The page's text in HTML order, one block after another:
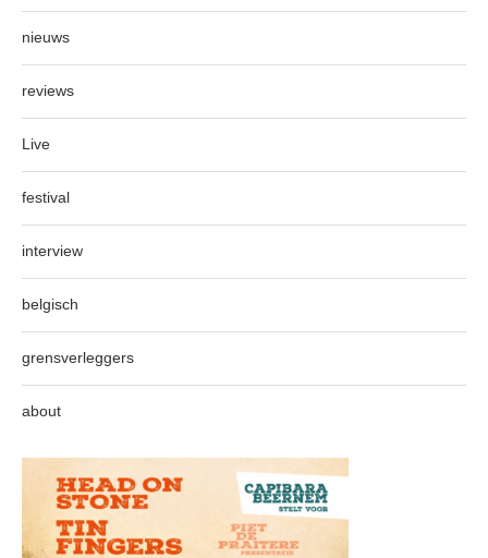
nieuws
reviews
Live
festival
interview
belgisch
grensverleggers
about